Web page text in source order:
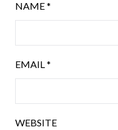
NAME*
EMAIL*
WEBSITE